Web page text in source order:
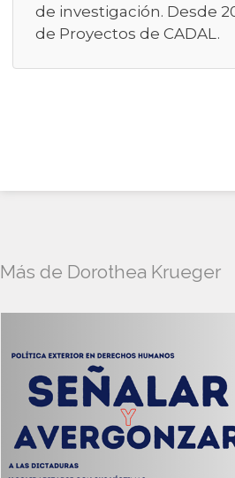
de investigación. Desde
de Proyectos de CADAL.
Más de Dorothea Krueger